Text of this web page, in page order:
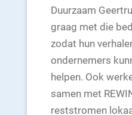
Duurzaam
graag met die
zodat hun
ondernemers
helpen. Ook
samen met
reststromen